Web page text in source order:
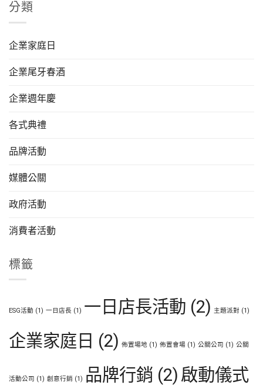
分類
企業家庭日
企業尾牙春酒
企業週年慶
各式典禮
品牌活動
媒體公關
政府活動
消費者活動
標籤
ESG活動 (1) 一日店長 (1) 一日店長活動 (2) 主題派對 (1)
企業家庭日 (2) 佈置場地 (1) 佈置會場 (1) 公關公司 (1) 公關
活動公司 (1) 創意行銷 (1) 品牌行銷 (2) 啟動儀式